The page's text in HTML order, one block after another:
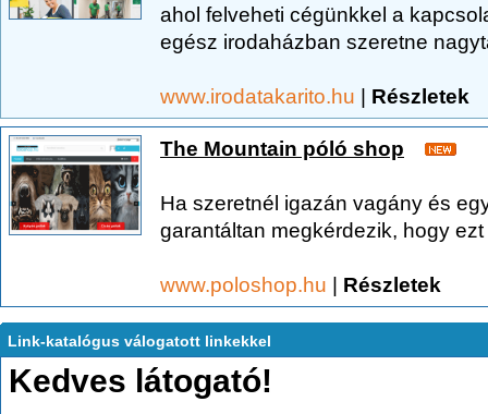
ahol felveheti cégünkkel a
egész irodaházban szeretne
www.irodatakarito.hu | Részletek
The Mountain póló shop
Ha szeretnél igazán vagány és
garantáltan megkérdezik, hogy ezt
www.poloshop.hu | Részletek
Link-katalógus válogatott linkekkel
Kedves látogató!